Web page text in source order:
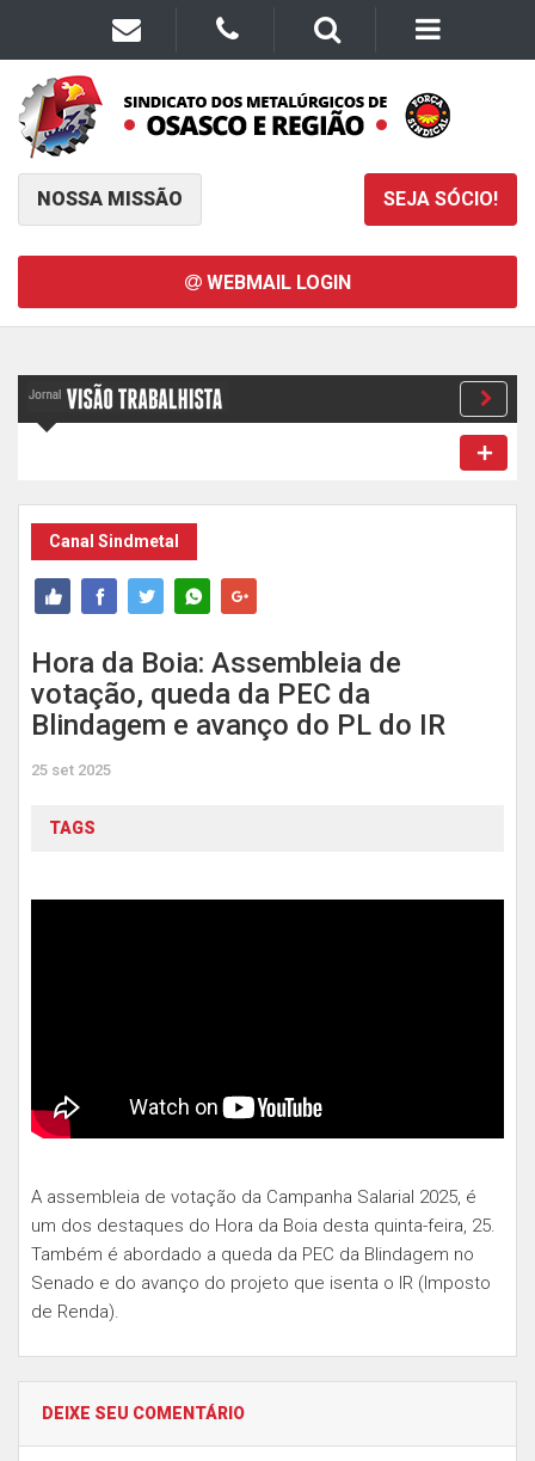
NOSSA MISSÃO SEJA SÓCIO!
WEBMAIL LOGIN
Canal Sindmetal
Hora da Boia: Assembleia de
votação, queda da PEC da
Blindagem e avanço do PL do IR
25 set 2025
TAGS
A assembleia de votação da Campanha Salarial 2025, é
um dos destaques do Hora da Boia desta quinta-feira, 25.
Também é abordado a queda da PEC da Blindagem no
Senado e do avanço do projeto que isenta o IR (Imposto
de Renda).
DEIXE SEU COMENTÁRIO